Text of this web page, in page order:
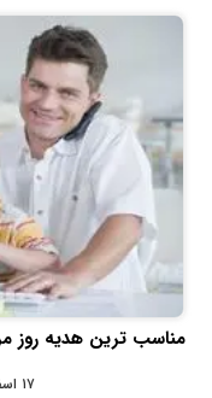
مناسب ترین هدیه روز
۱۷ اسفند ۱۴۰۲ - ۱۱:۰۲